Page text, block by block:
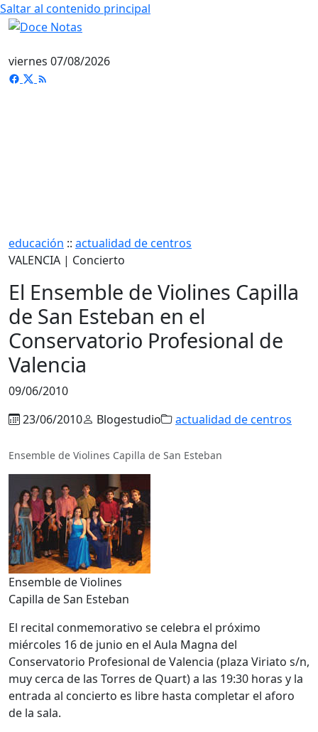
Saltar al contenido principal
viernes 07/08/2026
educación :: actualidad de centros
VALENCIA | Concierto
El Ensemble de Violines Capilla
de San Esteban en el
Conservatorio Profesional de
Valencia
09/06/2010
23/06/2010
Blogestudio actualidad de centros
Ensemble de Violines Capilla de San Esteban
Ensemble de Violines
Capilla de San Esteban
El recital conmemorativo se celebra el próximo
miércoles 16 de junio en el Aula Magna del
Conservatorio Profesional de Valencia (plaza Viriato s/n,
muy cerca de las Torres de Quart) a las 19:30 horas y la
entrada al concierto es libre hasta completar el aforo
de la sala.